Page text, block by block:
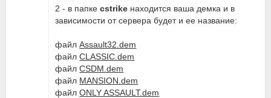
2 - в папкеcstrike находится ваша демка и в
зависимости от сервера будет и ее название:
файлAssault32.dem
файлCLASSIC.dem
файлCSDM.dem
файл MANSION.dem
файлONLY ASSAULT.dem